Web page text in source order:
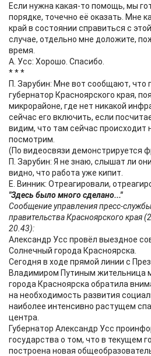
Если нужна какая-то помощь, мы
порядке, точечно её оказать. Мне
край в состоянии справиться с
случае, отдельно мне доложите,
время.
А. Усс: Хорошо. Спасибо.
* * *
П. Зарубин: Мне вот сообщают, что
губернатор Красноярского края,
микрорайоне, где нет никакой
сейчас его включить, если
видим, что там сейчас происходит
посмотрим.
(По видеосвязи демонстрируется
П. Зарубин: Я не знаю, слышат ли
видно, что работа уже кипит.
Е. Винник: Отреагировали,
"Здесь было много сделано..."
Сообщение управления пресс-
правительства Красноярского края
20.43):
Александр Усс провёл выездное
Солнечный города Красноярска.
Сегодня в ходе прямой линии с
Владимиром Путиным жительница
города Красноярска обратила
на необходимость развития
наиболее интенсивно растущем
центра.
Губернатор Александр Усс
государства о том, что в текущем
построена новая